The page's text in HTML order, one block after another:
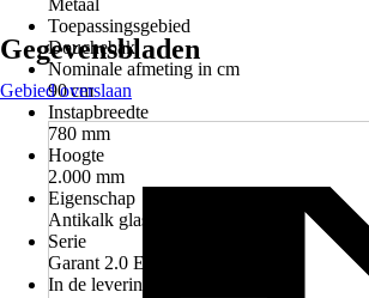
Metaal
Toepassingsgebied
Douchebak
Nominale afmeting in cm
90 cm
Instapbreedte
780 mm
Hoogte
2.000 mm
Eigenschap
Antikalk glascoating
Serie
Garant 2.0 ExpressPlus
In de levering inbegrepen
Gegevensbladen
Gebied overslaan